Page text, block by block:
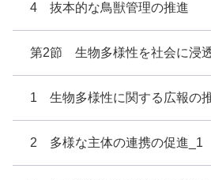
4 抜本的な鳥獣管理の推進
第2節 生物多様性を社会に浸
1 生物多様性に関する広報の
2 多様な主体の連携の促進_1